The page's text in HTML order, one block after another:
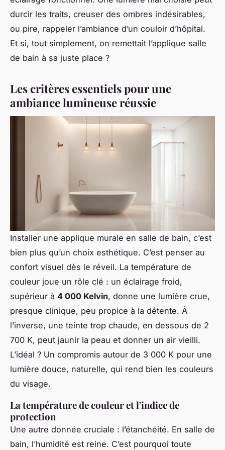
durcir les traits, creuser des ombres indésirables,
ou pire, rappeler l’ambiance d’un couloir d’hôpital.
Et si, tout simplement, on remettait l’applique salle
de bain à sa juste place ?
Les critères essentiels pour une
ambiance lumineuse réussie
Installer une applique murale en salle de bain, c’est
bien plus qu’un choix esthétique. C’est penser au
confort visuel dès le réveil. La température de
couleur joue un rôle clé : un éclairage froid,
supérieur à 4 000 Kelvin, donne une lumière crue,
presque clinique, peu propice à la détente. À
l’inverse, une teinte trop chaude, en dessous de 2
700 K, peut jaunir la peau et donner un air vieilli.
L’idéal ? Un compromis autour de 3 000 K pour une
lumière douce, naturelle, qui rend bien les couleurs
du visage.
La température de couleur et l'indice de
protection
Une autre donnée cruciale : l’étanchéité. En salle de
bain, l’humidité est reine. C’est pourquoi toute